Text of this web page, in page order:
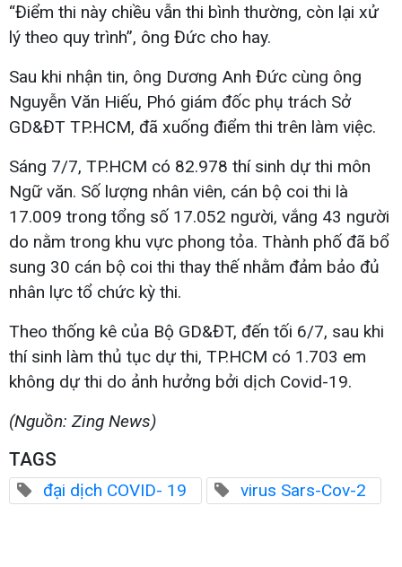
“Điểm thi này chiều vẫn thi bình thường, còn lại xử
lý theo quy trình”, ông Đức cho hay.
Sau khi nhận tin, ông Dương Anh Đức cùng ông
Nguyễn Văn Hiếu, Phó giám đốc phụ trách Sở
GD&ĐT TP.HCM, đã xuống điểm thi trên làm việc.
Sáng 7/7, TP.HCM có 82.978 thí sinh dự thi môn
Ngữ văn. Số lượng nhân viên, cán bộ coi thi là
17.009 trong tổng số 17.052 người, vắng 43 người
do nằm trong khu vực phong tỏa. Thành phố đã bổ
sung 30 cán bộ coi thi thay thế nhằm đảm bảo đủ
nhân lực tổ chức kỳ thi.
Theo thống kê của Bộ GD&ĐT, đến tối 6/7, sau khi
thí sinh làm thủ tục dự thi, TP.HCM có 1.703 em
không dự thi do ảnh hưởng bởi dịch Covid-19.
(Nguồn: Zing News)
TAGS
đại dịch COVID- 19 virus Sars-Cov-2